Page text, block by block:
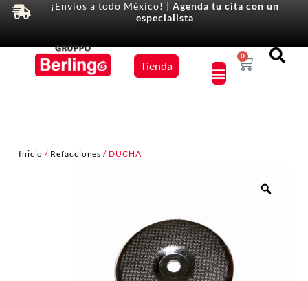
¡Envíos a todo México! | Agenda tu cita con un
especialista
Tienda
0
Inicio / Refacciones / DUCHA